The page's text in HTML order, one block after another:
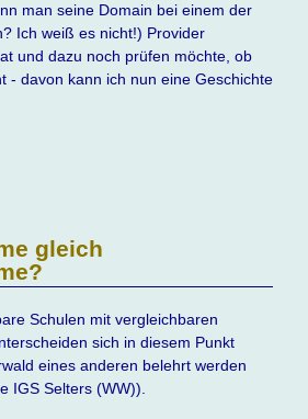
man seine Domain bei einem der
Ich weiß es nicht!) Provider
und dazu noch prüfen möchte, ob
- davon kann ich nun eine Geschichte
gleich
Schulen mit vergleichbaren
sich in diesem Punkt
eines anderen belehrt werden
IGS Selters (WW)).